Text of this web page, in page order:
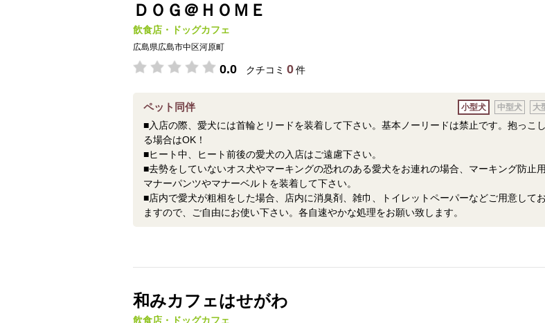
ＤＯＧ＠ＨＯＭＥ
飲食店・ドッグカフェ
広島県広島市中区河原町
0.0 クチコミ 0件
ペット同伴
■入店の際、愛犬には首輪とリードを装着して下さい。基本ノーリードは禁止です。抱っこ
る場合はOK！
■ヒート中、ヒート前後の愛犬の入店はご遠慮下さい。
■去勢をしていないオス犬やマーキングの恐れのある愛犬をお連れの場合、マーキング防止
マナーパンツやマナーベルトを装着して下さい。
■店内で愛犬が粗相をした場合、店内に消臭剤、雑巾、トイレットペーパーなどご用意して
ますので、ご自由にお使い下さい。各自速やかな処理をお願い致します。
小型犬 中型犬 大
和みカフェはせがわ
飲食店・ドッグカフェ